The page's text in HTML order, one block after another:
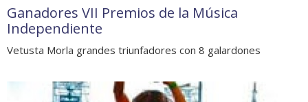
Ganadores VII Premios de la Música
Independiente
Vetusta Morla grandes triunfadores con 8 galardones